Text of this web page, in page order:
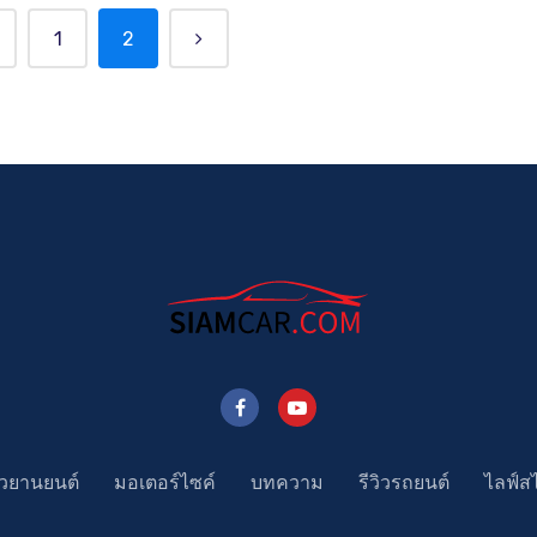
1 2
ยานยนต์ มอเตอร์ไซค์ บทความ รีวิวรถยนต์ ไลฟ์ส